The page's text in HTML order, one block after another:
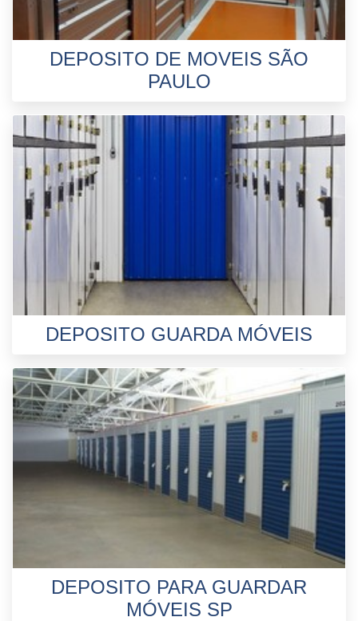
DEPOSITO DE MOVEIS SÃO
PAULO
DEPOSITO GUARDA MÓVEIS
DEPOSITO PARA GUARDAR
MÓVEIS SP